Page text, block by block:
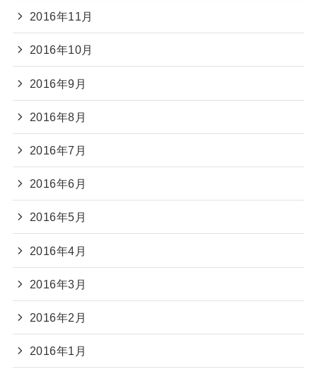
2016年11月
2016年10月
2016年9月
2016年8月
2016年7月
2016年6月
2016年5月
2016年4月
2016年3月
2016年2月
2016年1月